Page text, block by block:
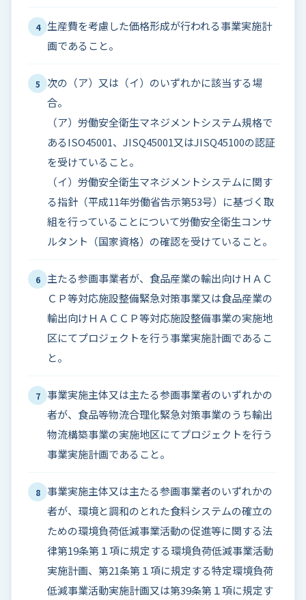
4
生産費を考慮した価格形成が行われる事業実施計
画であること。
5
次の（ア）又は（イ）のいずれかに該当する場
合。
（ア）労働安全衛生マネジメントシステム規格で
あるISO45001、JISQ45001又はJISQ45100の認証
を受けていること。
（イ）労働安全衛生マネジメントシステムに関す
る指針（平成11年労働省告示第53号）に基づく取
組を行っていることについて労働安全衛生コンサ
ルタント（国家資格）の確認を受けていること。
6
主たる参画事業者が、食品産業の輸出向けＨＡＣ
ＣＰ等対応施設整備緊急対策事業又は食品産業の
輸出向けＨＡＣＣＰ等対応施設整備事業の実施地
区にてプロジェクトを行う事業実施計画であるこ
と。
7
事業実施主体又は主たる参画事業者のいずれかの
者が、食品等物流合理化緊急対策事業のうち輸出
物流構築事業の実施地区にてプロジェクトを行う
事業実施計画であること。
8
事業実施主体又は主たる参画事業者のいずれかの
者が、環境と調和のとれた食料システムの確立の
ための環境負荷低減事業活動の促進等に関する法
律第19条第１項に規定する環境負荷低減事業活動
実施計画、第21条第１項に規定する特定環境負荷
低減事業活動実施計画又は第39条第１項に規定す